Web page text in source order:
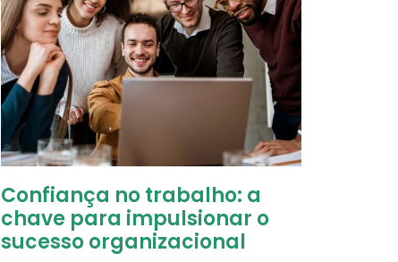
Confiança no trabalho: a
chave para impulsionar o
sucesso organizacional